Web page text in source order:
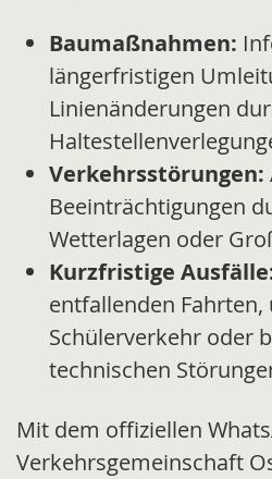
Baumaßnahmen:
längerfristigen
Linienänderungen
Verkehrsstörungen:
Beeinträchtigungen
Wetterlagen oder
Kurzfristige
entfallenden
Schülerverkehr oder
technischen
Mit dem offiziellen
Verkehrsgemeinschaft